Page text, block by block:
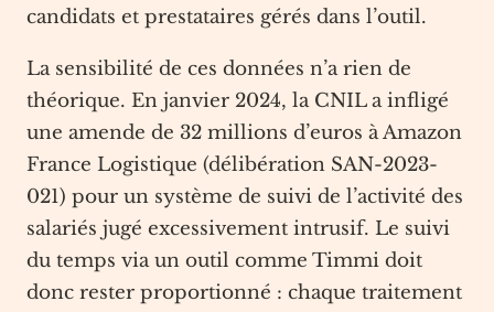
candidats et prestataires gérés dans l’outil.
La sensibilité de ces données n’a rien de
théorique. En janvier 2024, la CNIL a infligé
une amende de 32 millions d’euros à Amazon
France Logistique (délibération SAN-2023-
021) pour un système de suivi de l’activité des
salariés jugé excessivement intrusif. Le suivi
du temps via un outil comme Timmi doit
donc rester proportionné : chaque traitement